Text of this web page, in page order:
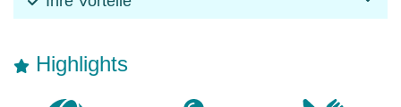
Highlights